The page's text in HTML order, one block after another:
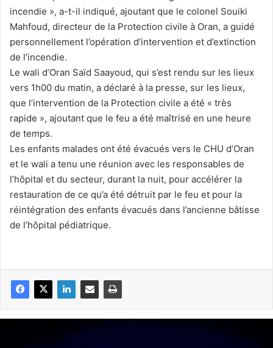
incendie », a-t-il indiqué, ajoutant que le colonel Souiki
Mahfoud, directeur de la Protection civile à Oran, a guidé
personnellement l’opération d’intervention et d’extinction
de l’incendie.
Le wali d’Oran Saïd Saayoud, qui s’est rendu sur les lieux
vers 1h00 du matin, a déclaré à la presse, sur les lieux,
que l’intervention de la Protection civile a été « très
rapide », ajoutant que le feu a été maîtrisé en une heure
de temps.
Les enfants malades ont été évacués vers le CHU d’Oran
et le wali a tenu une réunion avec les responsables de
l’hôpital et du secteur, durant la nuit, pour accélérer la
restauration de ce qu’a été détruit par le feu et pour la
réintégration des enfants évacués dans l’ancienne bâtisse
de l’hôpital pédiatrique.